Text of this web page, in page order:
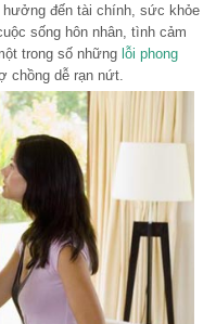
đến tài chính, sức khỏe
sống hôn nhân, tình cảm
trong số những lỗi phong
chồng dễ rạn nứt.